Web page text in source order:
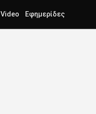
Video Εφημερίδες